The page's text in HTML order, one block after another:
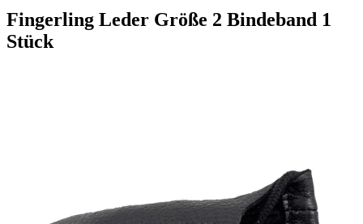
Fingerling Leder Größe 2 Bindeband 1
Stück